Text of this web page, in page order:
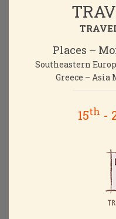
Places –
Southeastern
Greece –
15th -